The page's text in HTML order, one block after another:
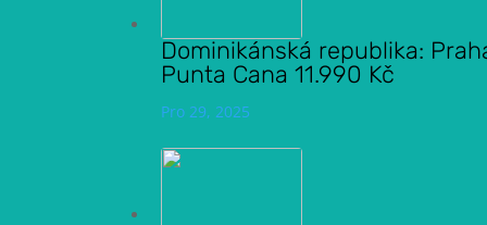
Dominikánská republika:
Punta Cana 11.990 Kč
Pro 29, 2025